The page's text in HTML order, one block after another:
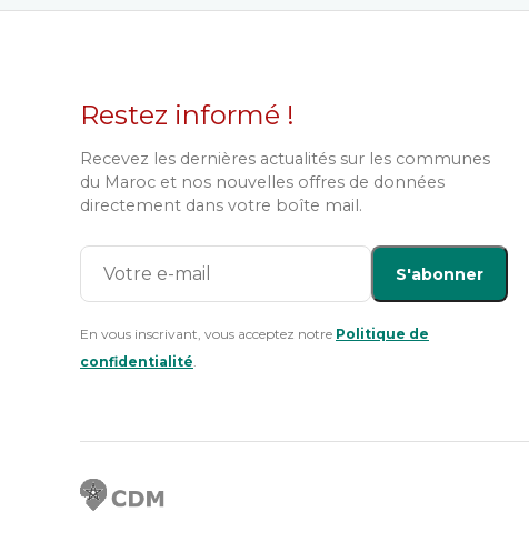
Restez informé !
Recevez les dernières actualités sur les communes
du Maroc et nos nouvelles offres de données
directement dans votre boîte mail.
S'abonner
En vous inscrivant, vous acceptez notre Politique de
confidentialité.